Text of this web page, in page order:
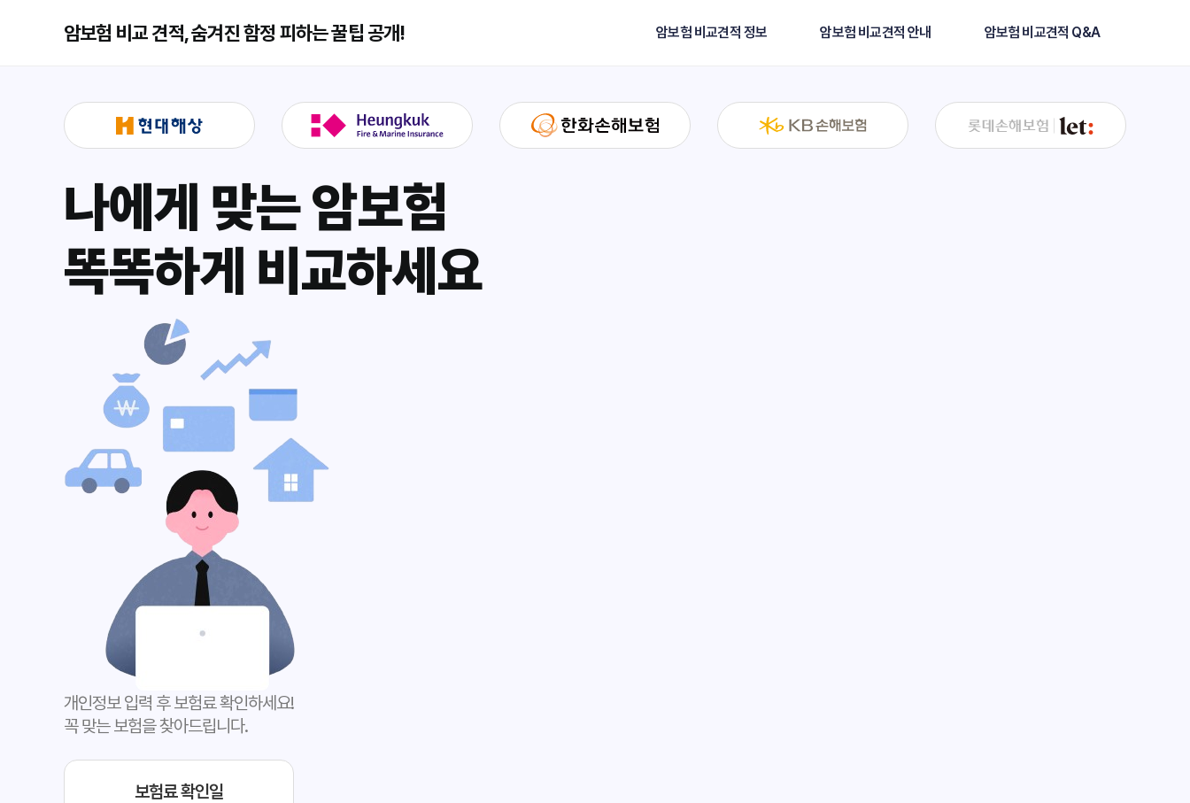
암보험 비교 견적, 숨겨진 함정 피하는 꿀팁 공개! 암보험 비교견적 정보 암보험 비교견적 안내 암보험 비교견적 Q&A
나에게 맞는 암보험
똑똑하게 비교하세요
개인정보 입력 후 보험료 확인하세요!
꼭 맞는 보험을 찾아드립니다.
보험료 확인일